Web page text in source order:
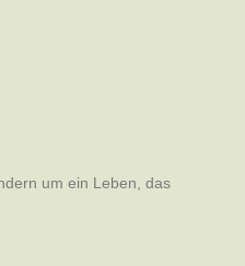
um ein Leben, das